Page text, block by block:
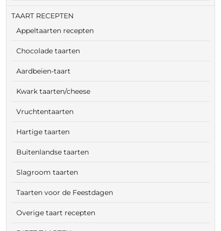
TAART RECEPTEN
Appeltaarten recepten
Chocolade taarten
Aardbeien-taart
Kwark taarten/cheese
Vruchtentaarten
Hartige taarten
Buitenlandse taarten
Slagroom taarten
Taarten voor de Feestdagen
Overige taart recepten